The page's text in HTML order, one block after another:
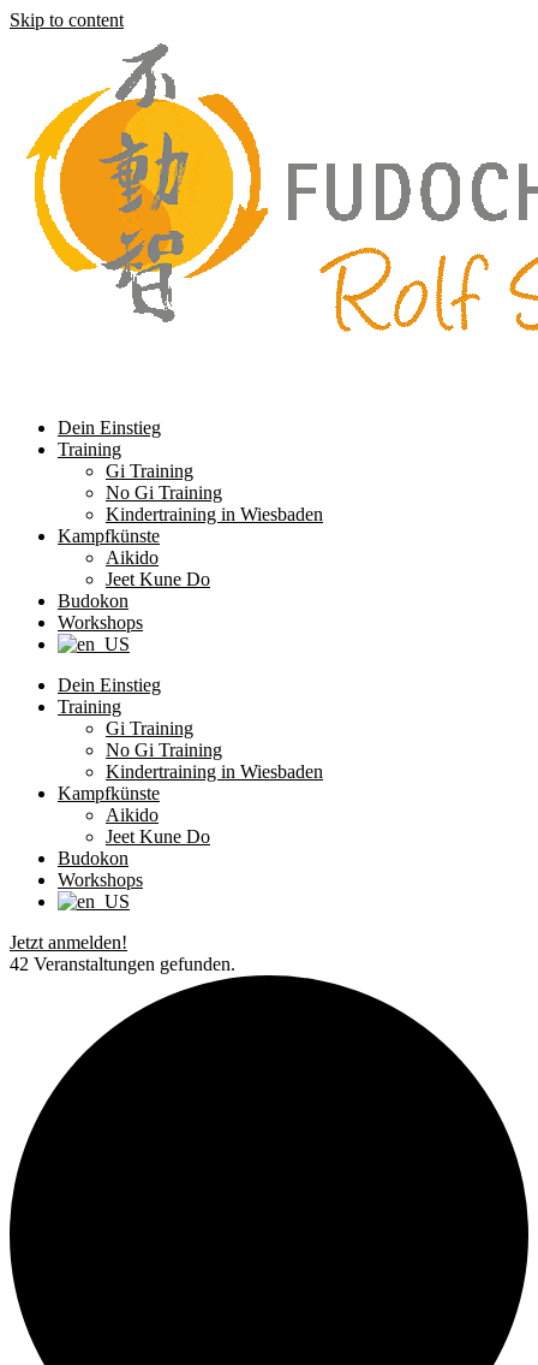
Skip to content
Dein Einstieg
Training
Gi Training
No Gi Training
Kindertraining in Wiesbaden
Kampfkünste
Aikido
Jeet Kune Do
Budokon
Workshops
Dein Einstieg
Training
Gi Training
No Gi Training
Kindertraining in Wiesbaden
Kampfkünste
Aikido
Jeet Kune Do
Budokon
Workshops
Jetzt anmelden!
42 Veranstaltungen gefunden.